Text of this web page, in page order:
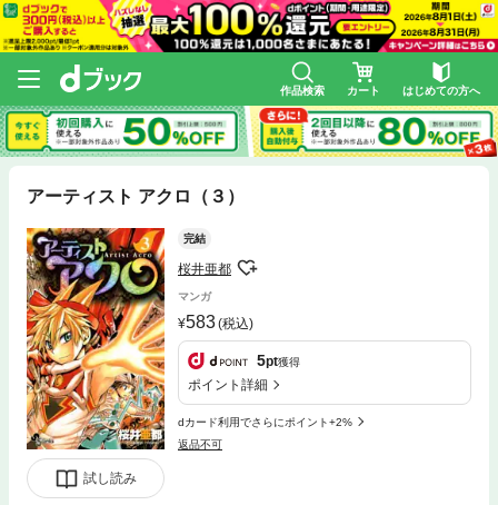
作品検索 カート はじめての方へ
アーティスト アクロ（３）
試し読み
完結
桜井亜都
マンガ
583(税込)
5pt獲得
ポイント詳細
dカード利用でさらにポイント+2%
返品不可